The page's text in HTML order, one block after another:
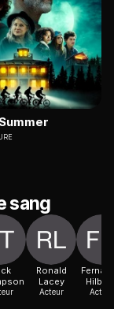
sang
Ronald
Lacey
Acteur Acteur